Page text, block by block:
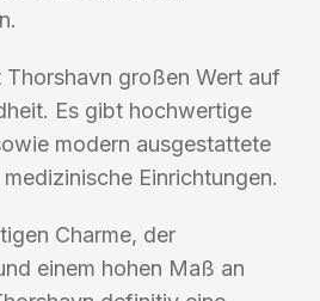
Thorshavn großen Wert auf
Es gibt hochwertige
modern ausgestattete
Einrichtungen.
Charme, der
einem hohen Maß an